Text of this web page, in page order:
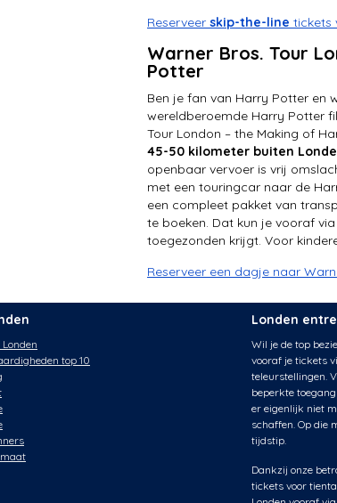
Reserveer skip-the-line tickets
Warner Bros. Tour
Potter
Ben je fan van Harry Potter en
wereldberoemde Harry Potter
Tour London – the Making of
45-50 kilometer buiten
openbaar vervoer is vrij
met een touringcar naar de
een compleet pakket van
te boeken. Dat kun je vooraf
toegezonden krijgt. Voor
Reserveer een dagje naar
top 10
Londen
Wil je de top
vooraf je tickets
teleurstellingen.
beperkte
er eigenlijk niet
schaffen. Op die
tijdstip.
Dankzij onze
tickets voor